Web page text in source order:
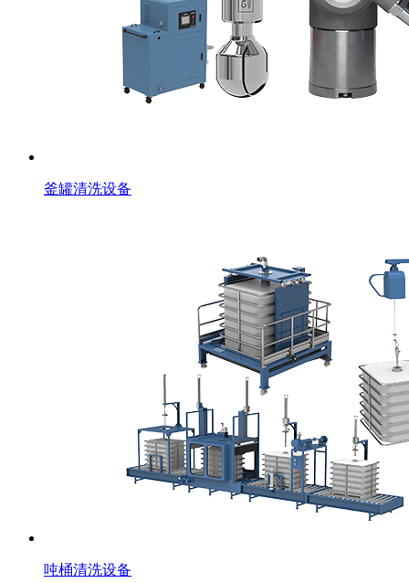
釜罐清洗设备
吨桶清洗设备